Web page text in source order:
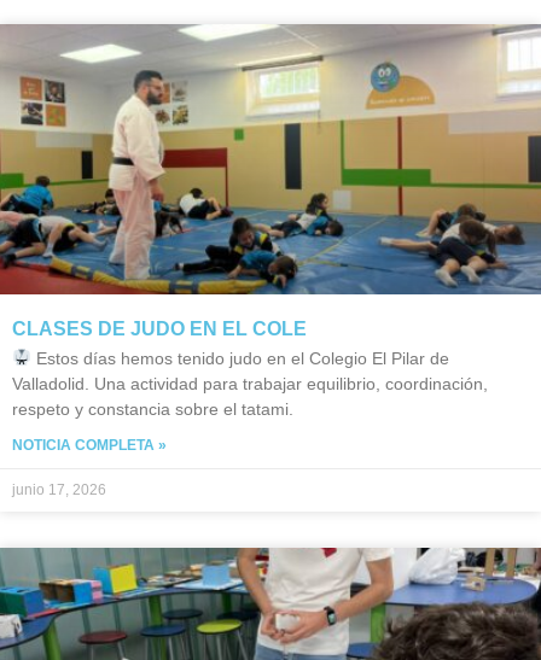
CLASES DE JUDO EN EL COLE
Estos días hemos tenido judo en el Colegio El Pilar de
Valladolid. Una actividad para trabajar equilibrio, coordinación,
respeto y constancia sobre el tatami.
NOTICIA COMPLETA »
junio 17, 2026